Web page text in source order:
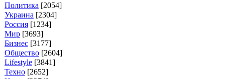
Политика [2054]
Украина [2304]
Россия [1234]
Мир [3693]
Бизнес [3177]
Общество [2604]
Lifestyle [3841]
Техно [2652]